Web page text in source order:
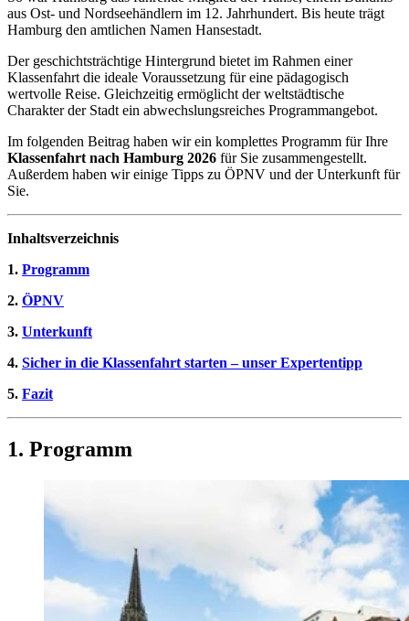
aus Ost- und Nordseehändlern im 12. Jahrhundert. Bis heute trägt
Hamburg den amtlichen Namen Hansestadt.
Der geschichtsträchtige Hintergrund bietet im Rahmen einer
Klassenfahrt die ideale Voraussetzung für eine pädagogisch
wertvolle Reise. Gleichzeitig ermöglicht der weltstädtische
Charakter der Stadt ein abwechslungsreiches Programmangebot.
Im folgenden Beitrag haben wir ein komplettes Programm für Ihre
Klassenfahrt nach Hamburg 2026 für Sie zusammengestellt.
Außerdem haben wir einige Tipps zu ÖPNV und der Unterkunft für
Sie.
Inhaltsverzeichnis
1. Programm
2. ÖPNV
3. Unterkunft
4. Sicher in die Klassenfahrt starten – unser Expertentipp
5. Fazit
1. Programm